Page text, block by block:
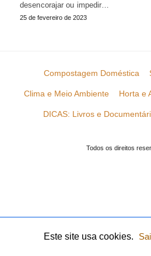
desencorajar ou impedir…
25 de fevereiro de 2023
Compostagem Doméstica
Clima e Meio Ambiente Horta e
DICAS: Livros e
Todos os direitos
Este site usa cookies.